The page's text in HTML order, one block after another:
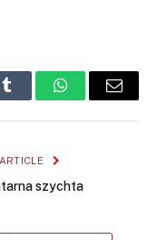
Tumblr WhatsAppEmail
szychta